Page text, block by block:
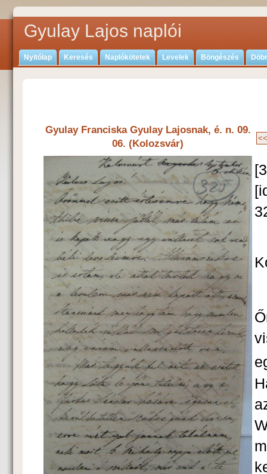
Gyulay Lajos naplói
Nyitólap Keresés Naplókötetek Levelek Böngészés
Gyulay Franciska Gyulay Lajosnak, é. n. 09.
06. (Kolozsvár)